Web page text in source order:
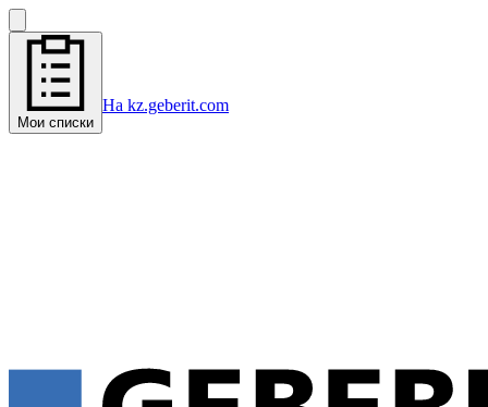
Мои списки
На kz.geberit.com